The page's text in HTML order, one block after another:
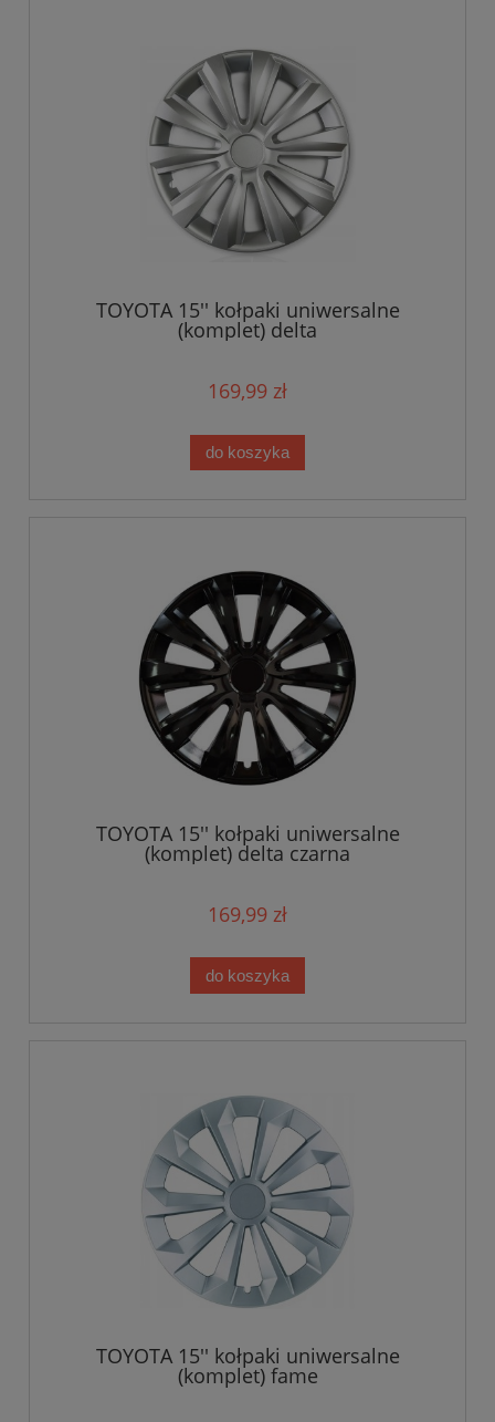
TOYOTA 15'' kołpaki uniwersalne
(komplet) delta
169,99 zł
do koszyka
TOYOTA 15'' kołpaki uniwersalne
(komplet) delta czarna
169,99 zł
do koszyka
TOYOTA 15'' kołpaki uniwersalne
(komplet) fame